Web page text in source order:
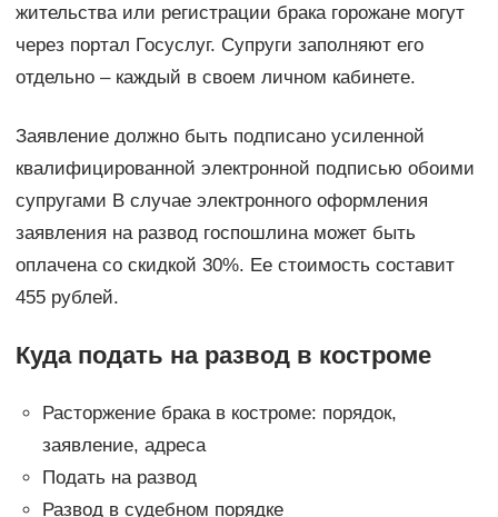
жительства или регистрации брака горожане могут
через портал Госуслуг. Супруги заполняют его
отдельно – каждый в своем личном кабинете.
Заявление должно быть подписано усиленной
квалифицированной электронной подписью обоими
супругами В случае электронного оформления
заявления на развод госпошлина может быть
оплачена со скидкой 30%. Ее стоимость составит
455 рублей.
Куда подать на развод в костроме
Расторжение брака в костроме: порядок,
заявление, адреса
Подать на развод
Развод в судебном порядке